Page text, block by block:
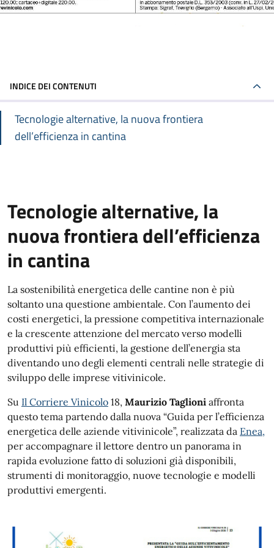
INDICE DEI CONTENUTI
Tecnologie alternative, la nuova frontiera
dell’efficienza in cantina
Tecnologie alternative, la
nuova frontiera dell’efficienza
in cantina
La sostenibilità energetica delle cantine non è più
soltanto una questione ambientale. Con l’aumento dei
costi energetici, la pressione competitiva internazionale
e la crescente attenzione del mercato verso modelli
produttivi più efficienti, la gestione dell’energia sta
diventando uno degli elementi centrali nelle strategie di
sviluppo delle imprese vitivinicole.
Su Il Corriere Vinicolo 18, Maurizio Taglioni affronta
questo tema partendo dalla nuova “Guida per l’efficienza
energetica delle aziende vitivinicole”, realizzata da Enea,
per accompagnare il lettore dentro un panorama in
rapida evoluzione fatto di soluzioni già disponibili,
strumenti di monitoraggio, nuove tecnologie e modelli
produttivi emergenti.